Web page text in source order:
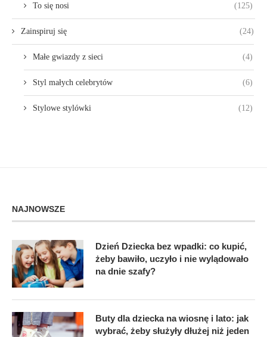
To się nosi (125)
Zainspiruj się (24)
Małe gwiazdy z sieci (4)
Styl małych celebrytów (6)
Stylowe stylówki (12)
NAJNOWSZE
Dzień Dziecka bez wpadki: co kupić,
żeby bawiło, uczyło i nie wylądowało
na dnie szafy?
Buty dla dziecka na wiosnę i lato: jak
wybrać, żeby służyły dłużej niż jeden